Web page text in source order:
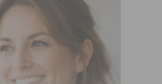
por e-mail e
a informação